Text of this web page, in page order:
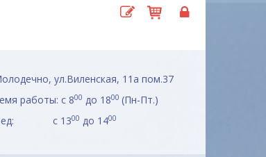
ул.Виленская, 11а пом.37
работы: с 800 до 1800 (Пн-Пт.)
с 1300 до 1400